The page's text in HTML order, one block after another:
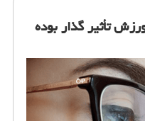
تأثیر گذار بوده